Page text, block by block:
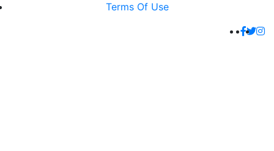
Terms Of Use